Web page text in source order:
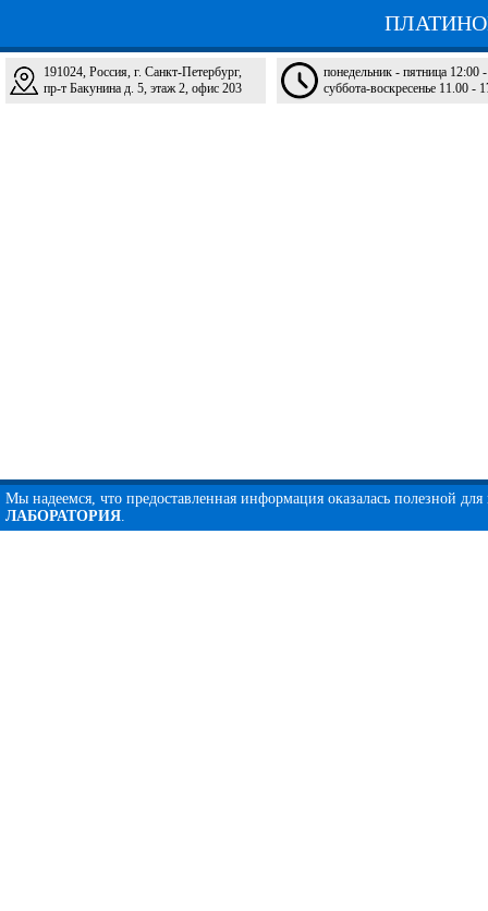
191024, Россия, г. Санкт-Петербург,
пр-т Бакунина д. 5, этаж 2, офис 203
понедельник - пятница 12:00
суббота-воскресенье 11.00 -
Мы надеемся, что предоставленная информация оказалась полезной
ЛАБОРАТОРИЯ.